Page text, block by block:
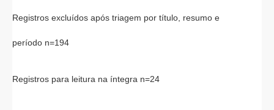
Registros excluídos após triagem por título, resumo e
período n=194
Registros para leitura na íntegra n=24